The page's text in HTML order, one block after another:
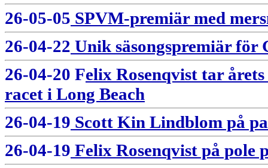
26-05-05 SPVM-premiär med
26-04-22 Unik säsongspremiär för
26-04-20 Felix Rosenqvist tar
racet i Long Beach
26-04-19 Scott Kin Lindblom på
26-04-19 Felix Rosenqvist på pole